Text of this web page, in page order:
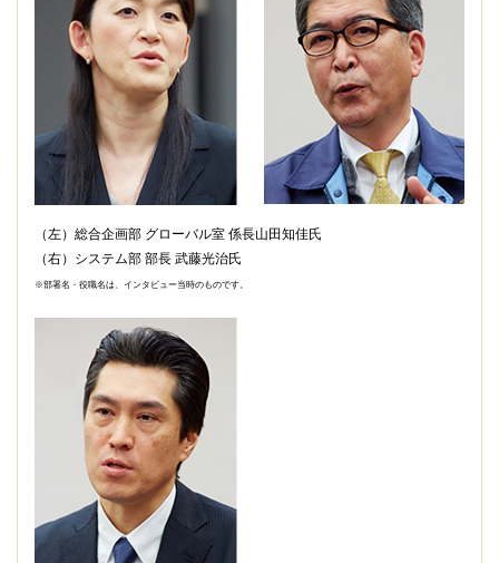
（左）総合企画部 グローバル室 係長山田知佳氏
（右）システム部 部長 武藤光治氏
※部署名・役職名は、インタビュー当時のものです。